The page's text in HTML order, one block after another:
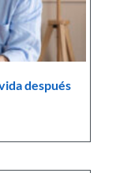
después